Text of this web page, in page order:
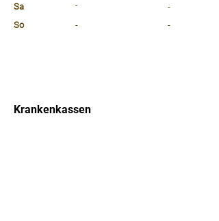
Sa -
-
So
-
-
Krankenkassen